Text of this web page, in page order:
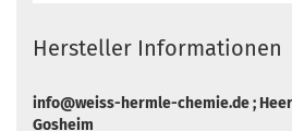
Hersteller Informationen
info@weiss-hermle-chemie.de ;
Gosheim